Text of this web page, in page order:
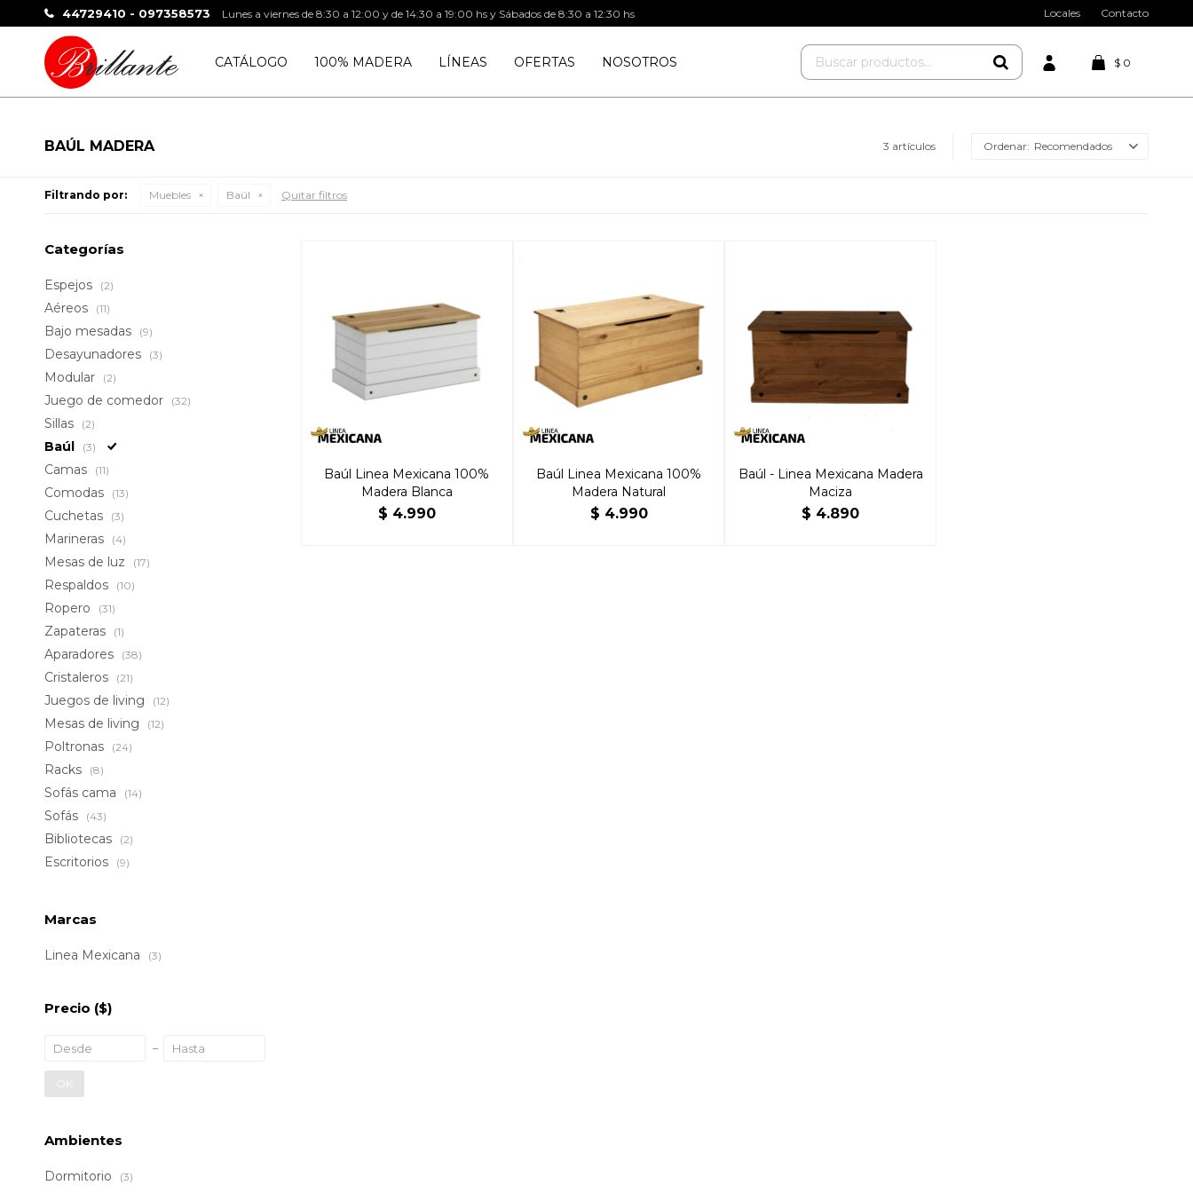
CATÁLOGO 100% MADERA LÍNEAS OFERTAS NOSOTROS $ 0
44729410 - 097358573 Lunes a viernes de 8:30 a 12:00 y de 14:30 a 19:00 hs y Sábados de 8:30 a 12:30 hs Locales Contacto
BAÚL MADERA 3 artículos Recomendados
Filtrando por: Muebles Baúl Quitar filtros
Baúl Linea Mexicana 100%
Madera Blanca
$ 4.990
Baúl Linea Mexicana 100%
Madera Natural
$ 4.990
Baúl - Linea Mexicana Madera
Maciza
$ 4.890
Categorías
Espejos (2)
Aéreos (11)
Bajo mesadas (9)
Desayunadores (3)
Modular (2)
Juego de comedor (32)
Sillas (2)
Baúl (3)
Camas (11)
Comodas (13)
Cuchetas (3)
Marineras (4)
Mesas de luz (17)
Respaldos (10)
Ropero (31)
Zapateras (1)
Aparadores (38)
Cristaleros (21)
Juegos de living (12)
Mesas de living (12)
Poltronas (24)
Racks (8)
Sofás cama (14)
Sofás (43)
Bibliotecas (2)
Escritorios (9)
Marcas
Linea Mexicana (3)
Precio ($)
OK
Ambientes
Dormitorio (3)